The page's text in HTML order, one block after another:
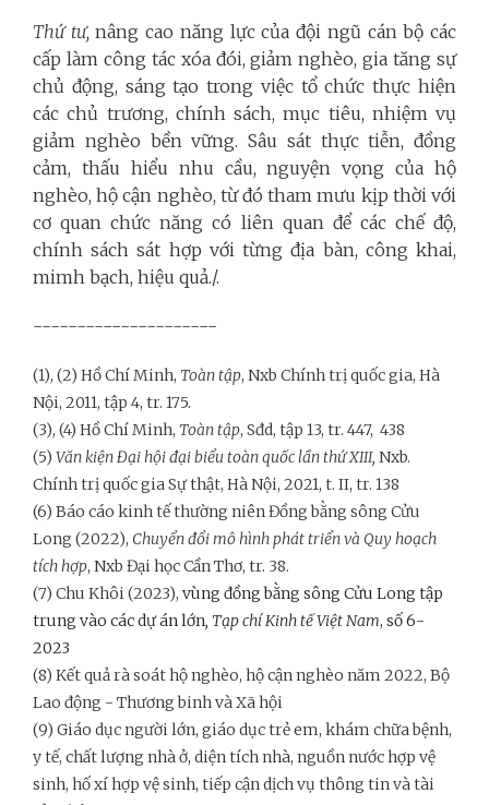
Thứ tư,nâng cao năng lực của đội ngũ cán bộ các
cấp làm công tác xóa đói, giảm nghèo, gia tăng sự
chủ động, sáng tạo trong việc tổ chức thực hiện
các chủ trương, chính sách, mục tiêu, nhiệm vụ
giảm nghèo bền vững. Sâu sát thực tiễn, đồng
cảm, thấu hiểu nhu cầu, nguyện vọng của hộ
nghèo, hộ cận nghèo, từ đó tham mưu kịp thời với
cơ quan chức năng có liên quan để các chế độ,
chính sách sát hợp với từng địa bàn, công khai,
mimh bạch, hiệu quả./.
---------------------
(1), (2) Hồ Chí Minh, Toàn tập, Nxb Chính trị quốc gia, Hà
Nội, 2011, tập 4, tr. 175.
(3), (4) Hồ Chí Minh, Toàn tập, Sđd, tập 13, tr. 447, 438
(5) Văn kiện Đại hội đại biểu toàn quốc lần thứ XIII, Nxb.
Chính trị quốc gia Sự thật, Hà Nội, 2021, t. II, tr. 138
(6) Báo cáo kinh tế thường niên Đồng bằng sông Cửu
Long (2022), Chuyển đổi mô hình phát triển và Quy hoạch
tích hợp, Nxb Đại học Cần Thơ, tr. 38.
(7) Chu Khôi (2023), vùng đồng bằng sông Cửu Long tập
trung vào các dự án lớn, Tạp chí Kinh tế Việt Nam, số 6-
2023
(8) Kết quả rà soát hộ nghèo, hộ cận nghèo năm 2022, Bộ
Lao động - Thương binh và Xã hội
(9) Giáo dục người lớn, giáo dục trẻ em, khám chữa bệnh,
y tế, chất lượng nhà ở, diện tích nhà, nguồn nước hợp vệ
sinh, hố xí hợp vệ sinh, tiếp cận dịch vụ thông tin và tài